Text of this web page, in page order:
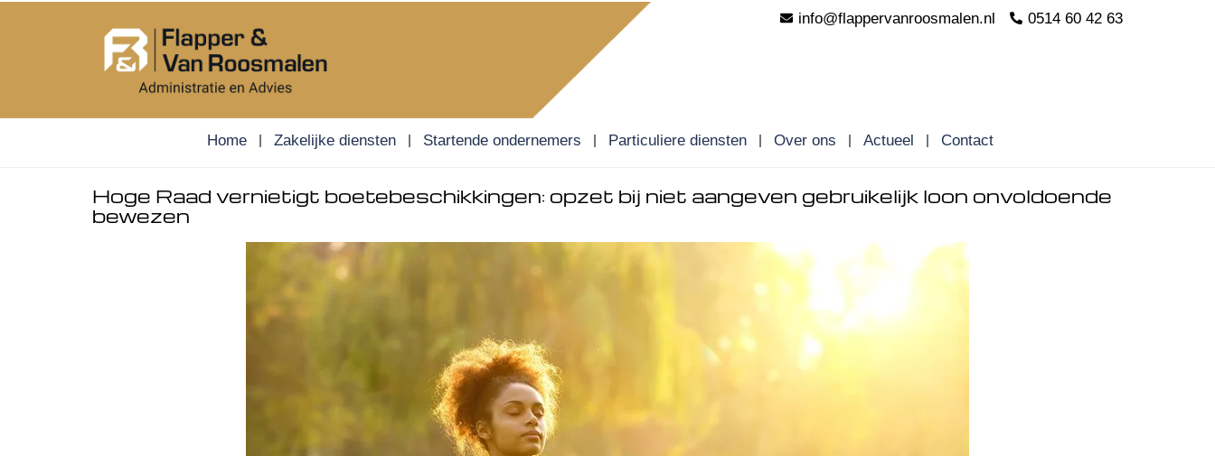
info@flappervanroosmalen.nl 0514 60 42 63
Home Zakelijke diensten Startende ondernemers Particuliere diensten Over ons Actueel Contact
Hoge Raad vernietigt boetebeschikkingen: opzet bij niet aangeven gebruikelijk loon onvoldoende
bewezen